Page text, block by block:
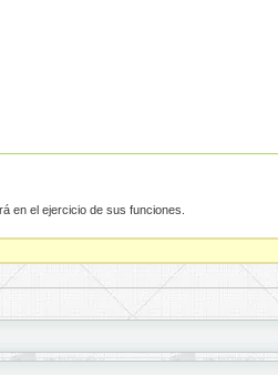
en el ejercicio de sus funciones.